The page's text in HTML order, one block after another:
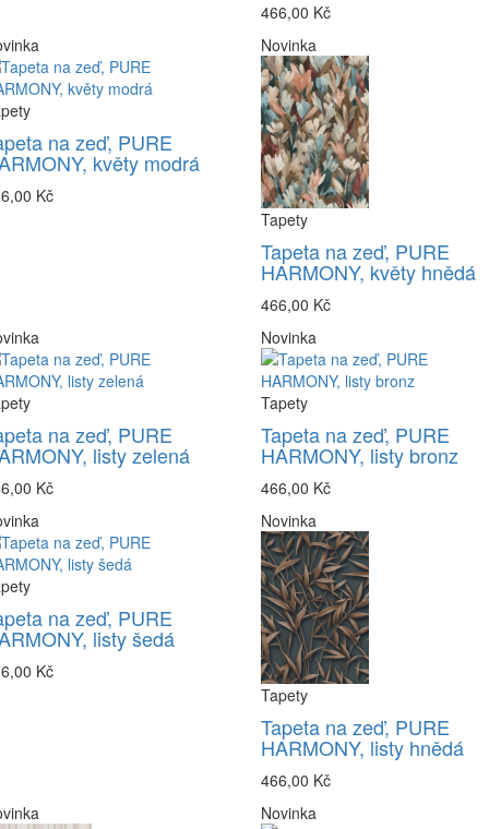
466,00 Kč
na zeď, PURE
květy modrá
Kč
Novinka
Tapety
Tapeta na zeď, PURE
HARMONY, květy hnědá
466,00 Kč
na zeď, PURE
listy zelená
Kč
Novinka
Tapety
Tapeta na zeď, PURE
HARMONY, listy bronz
466,00 Kč
na zeď, PURE
listy šedá
Kč
Novinka
Tapety
Tapeta na zeď, PURE
HARMONY, listy hnědá
466,00 Kč
Novinka